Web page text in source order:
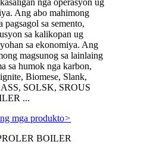
nga operasyon ug
Ang abo mahimong
pagsagol sa semento,
sa kalikopan ug
sa ekonomiya. Ang
magsunog sa lainlaing
sa humok nga karbon,
Biomese, Slank,
SOLSK, SROUS
...
mga produkto>